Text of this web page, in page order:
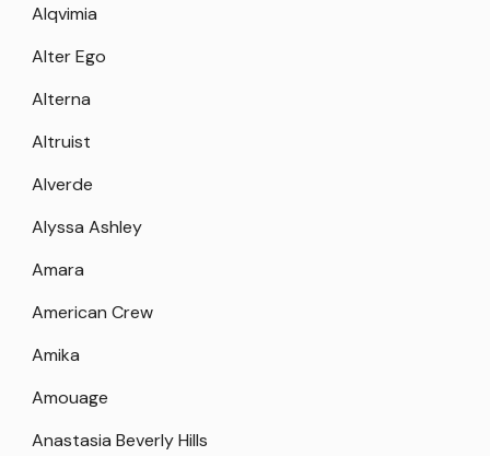
Alqvimia
Alter Ego
Alterna
Altruist
Alverde
Alyssa Ashley
Amara
American Crew
Amika
Amouage
Anastasia Beverly Hills